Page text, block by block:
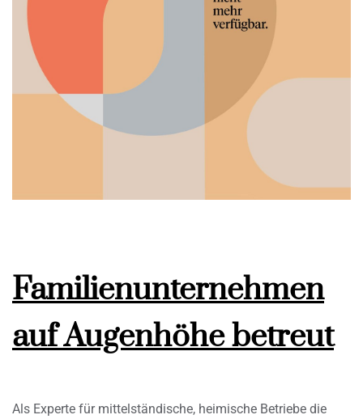
Familienunternehmen
auf Augenhöhe betreut
Als Experte für mittelständische, heimische Betriebe die